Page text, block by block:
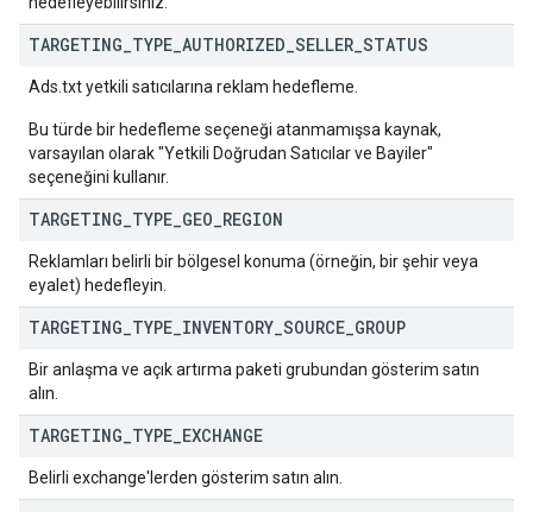
TARGETING TYPE AUTHORIZED SELLER STATUS
Ads.txt yetkili satıcılarına reklam hedefleme.
Bu türde bir hedefleme seçeneği atanmamışsa kaynak,
varsayılan olarak "Yetkili Doğrudan Satıcılar ve Bayiler"
seçeneğini kullanır.
TARGETING TYPE GEO REGION
Reklamları belirli bir bölgesel konuma (örneğin, bir şehir veya
eyalet) hedefleyin.
TARGETING TYPE INVENTORY SOURCE GROUP
Bir anlaşma ve açık artırma paketi grubundan gösterim satın
alın.
TARGETING TYPE EXCHANGE
Belirli exchange'lerden gösterim satın alın.